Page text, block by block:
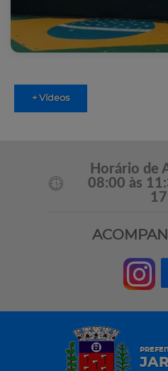
+ Vídeos
Horário de
08:00 às